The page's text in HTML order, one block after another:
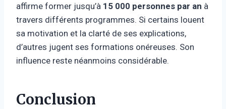
affirme former jusqu’à 15 000 personnes par an à
travers différents programmes. Si certains louent
sa motivation et la clarté de ses explications,
d’autres jugent ses formations onéreuses. Son
influence reste néanmoins considérable.
Conclusion